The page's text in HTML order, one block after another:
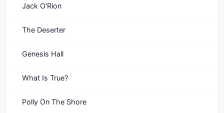
Jack O'Rion
The Deserter
Genesis Hall
What Is True?
Polly On The Shore